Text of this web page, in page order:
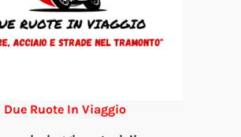
Due Ruote In Viaggio